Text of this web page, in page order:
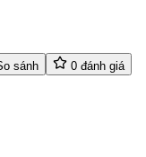
sánh 0 đánh giá